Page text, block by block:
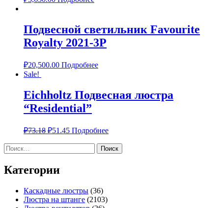
Подвесной светильник Favourite
Royalty 2021-3P
₽20,500.00 Подробнее
Sale!
Eichholtz Подвесная люстра
“Residential”
₽73.18 ₽51.45 Подробнее
Найти:
Категории
Каскадные люстры (36)
Люстра на штанге (2103)